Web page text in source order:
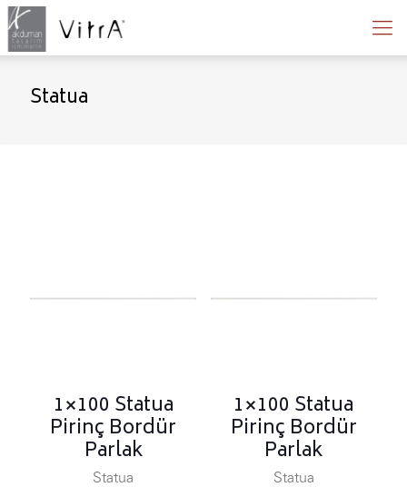
Statua
1×100 Statua
Pirinç Bordür
Parlak
Statua
1×100 Statua
Pirinç Bordür
Parlak
Statua